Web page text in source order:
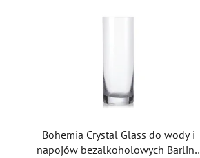
Bohemia Crystal Glass do wody i
napojów bezalkoholowych Barline